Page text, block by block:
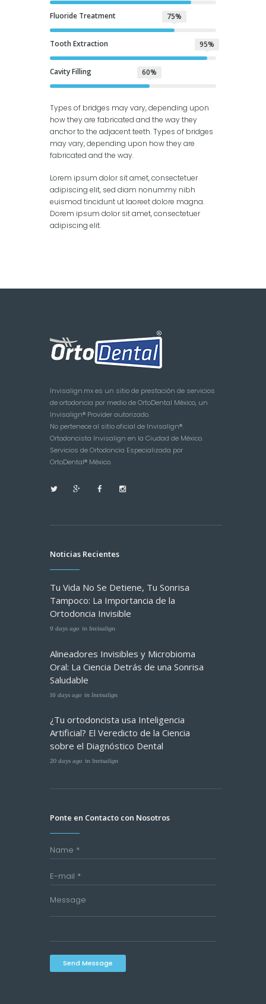
Fluoride Treatment 75%
Tooth Extraction 95%
Cavity Filling 60%
Types of bridges may vary, depending upon
how they are fabricated and the way they
anchor to the adjacent teeth. Types of bridges
may vary, depending upon how they are
fabricated and the way.
Lorem ipsum dolor sit amet, consectetuer
adipiscing elit, sed diam nonummy nibh
euismod tincidunt ut laoreet dolore magna.
Dorem ipsum dolor sit amet, consectetuer
adipiscing elit.
Invisalign.mx es un sitio de prestación de servicios
de ortodoncia por medio de OrtoDental México, un
Invisalign® Provider autorizado.
No pertenece al sitio oficial de Invisalign®.
Ortodoncista Invisalign en la Ciudad de México.
Servicios de Ortodoncia Especializada por
OrtoDental® México.
Noticias Recientes
Tu Vida No Se Detiene, Tu Sonrisa
Tampoco: La Importancia de la
Ortodoncia Invisible
9 days ago in Invisalign
Alineadores Invisibles y Microbioma
Oral: La Ciencia Detrás de una Sonrisa
Saludable
16 days ago in Invisalign
¿Tu ortodoncista usa Inteligencia
Artificial? El Veredicto de la Ciencia
sobre el Diagnóstico Dental
20 days ago in Invisalign
Ponte en Contacto con Nosotros
Send Message